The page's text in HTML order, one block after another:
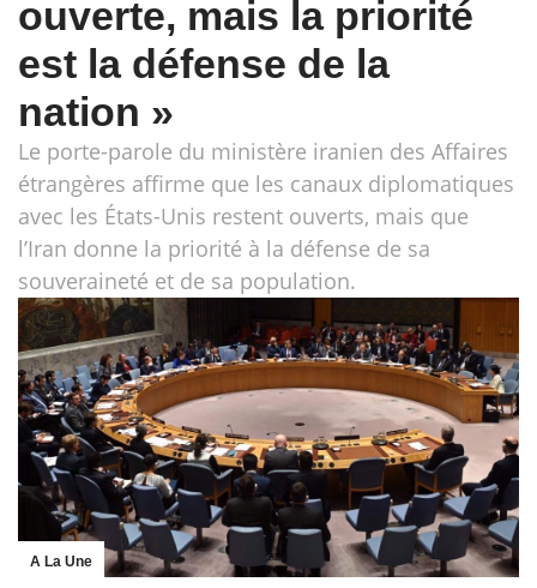
ouverte, mais la priorité
est la défense de la
nation »
Le porte-parole du ministère iranien des Affaires
étrangères affirme que les canaux diplomatiques
avec les États-Unis restent ouverts, mais que
l’Iran donne la priorité à la défense de sa
souveraineté et de sa population.
A La Une